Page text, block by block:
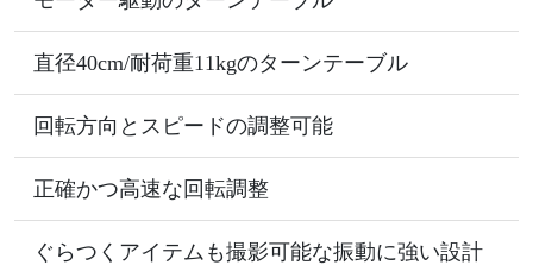
直径40cm/耐荷重11kgのターンテーブル
回転方向とスピードの調整可能
正確かつ高速な回転調整
ぐらつくアイテムも撮影可能な振動に強い設計